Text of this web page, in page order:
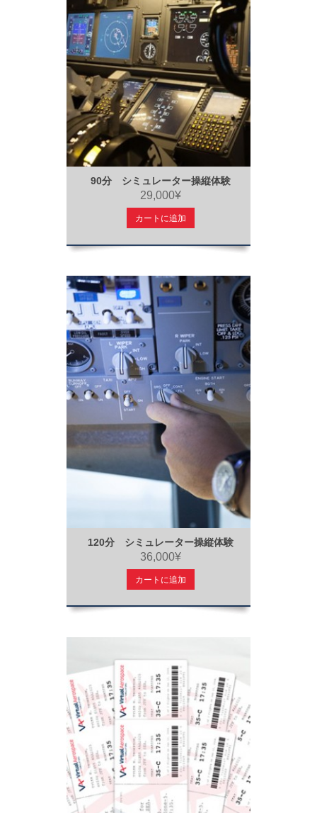
90分 シミュレーター操縦体験
29,000¥
カートに追加
120分 シミュレーター操縦体験
36,000¥
カートに追加